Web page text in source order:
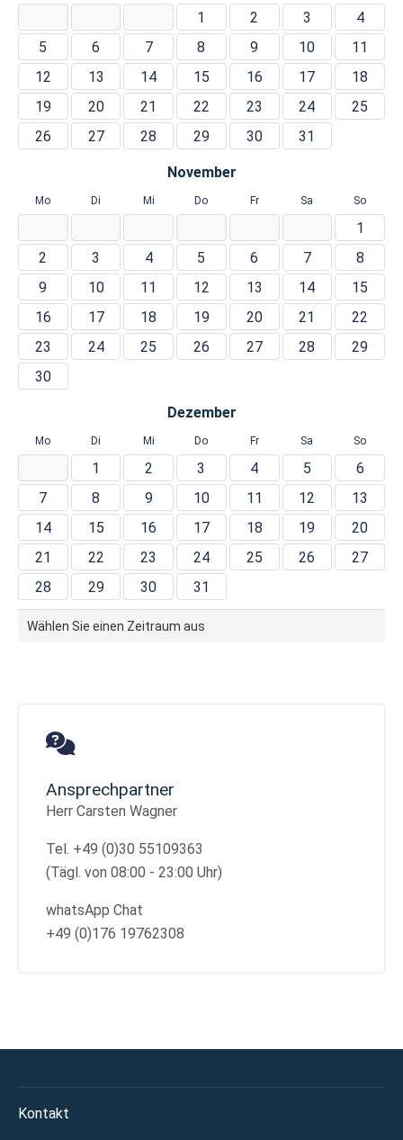
1 2 3
4
5
6 7 8 9 10
11
12
13 14 15 16 17
18
19
20 21 22 23 24
25
26
27 28 29 30 31
November
Mo Di Mi Do Fr Sa So
1
2
3 4 5 6 7
8
9
10 11 12 13 14
15
16
17 18 19 20 21
22
23
24 25 26 27 28
29
30
Dezember
Mo Di Mi Do Fr Sa So
1 2 3 4 5
6
7
8 9 10 11 12
13
14
15 16 17 18 19
20
21
22 23 24 25 26
27
28
29 30 31
Wählen Sie einen Zeitraum aus
Ansprechpartner
Herr Carsten Wagner
Tel. +49 (0)30 55109363
(Tägl. von 08:00 - 23:00 Uhr)
whatsApp Chat
+49 (0)176 19762308
Kontakt